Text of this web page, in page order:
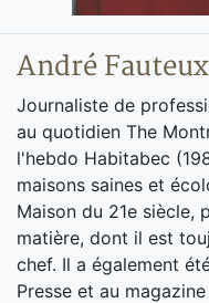
André Fauteux
Journaliste de
au quotidien The
l'hebdo Habitabec
maisons saines et
Maison du 21e siècle,
matière, dont il est
chef. Il a également
Presse et au